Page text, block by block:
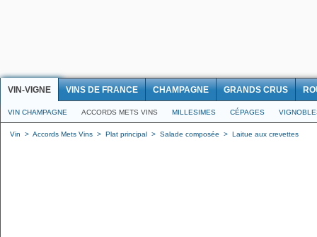
VIN-VIGNE VINS DE FRANCE CHAMPAGNE GRANDS CRUS
VIN CHAMPAGNE ACCORDS METS VINS MILLESIMES CÉPAGES
Vin > Accords Mets Vins > Plat principal > Salade composée > Laitue aux crevettes